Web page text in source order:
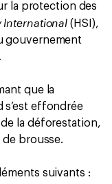
la protection des
International(HSI),
gouvernement
que la
s’est effondrée
la déforestation,
de brousse.
suivants :